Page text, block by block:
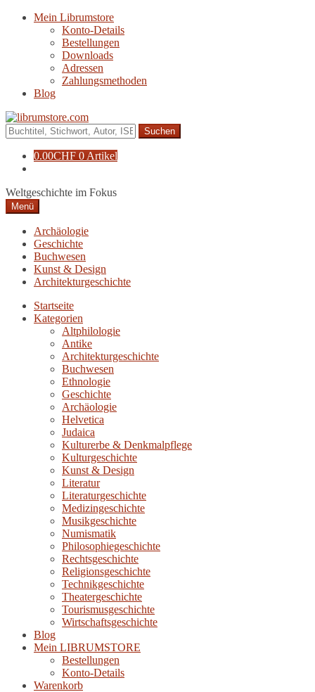
Navigation
Zum
Mein Librumstore
Konto-Details
Bestellungen
Downloads
Adressen
Zahlungsmethoden
Blog
Suche
nach:
0.00CHF 0 Artikel
Weltgeschichte im Fokus
Menü
Archäologie
Geschichte
Buchwesen
Kunst & Design
Architekturgeschichte
Startseite
Kategorien
Altphilologie
Antike
Architekturgeschichte
Buchwesen
Ethnologie
Geschichte
Archäologie
Helvetica
Judaica
Kulturerbe & Denkmalpflege
Kulturgeschichte
Kunst & Design
Literatur
Literaturgeschichte
Medizingeschichte
Musikgeschichte
Numismatik
Philosophiegeschichte
Rechtsgeschichte
Religionsgeschichte
Technikgeschichte
Theatergeschichte
Tourismusgeschichte
Wirtschaftsgeschichte
Blog
Mein LIBRUMSTORE
Bestellungen
Konto-Details
Warenkorb